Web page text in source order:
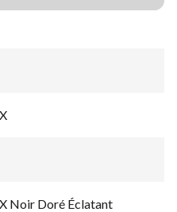
Noir Doré Éclatant